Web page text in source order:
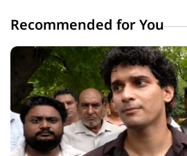
Recommended for You